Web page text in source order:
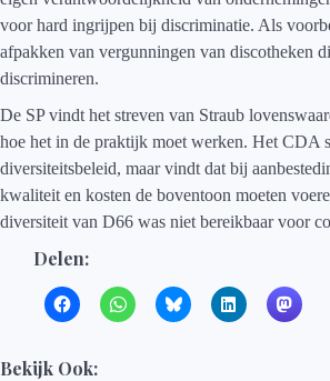
voor hard ingrijpen bij discriminatie. Als
afpakken van vergunningen van discotheken
discrimineren.
De SP vindt het streven van Straub
hoe het in de praktijk moet werken. Het CDA
diversiteitsbeleid, maar vindt dat bij
kwaliteit en kosten de boventoon moeten
diversiteit van D66 was niet bereikbaar voor
Delen:
Bekijk Ook: